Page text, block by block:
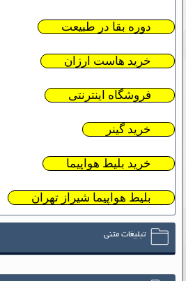
دوره بقا در طبیعت
خرید هاست ارزان
فروشگاه اینترنتی
خرید گینر
خرید بلیط هواپیما
بلیط هواپیما شیراز تهران
تبلیغات متنی